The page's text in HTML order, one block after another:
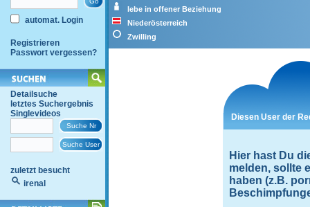
automat. Login
Registrieren
Passwort vergessen?
Detailsuche
letztes Suchergebnis
Singlevideos
zuletzt besucht
irenal
lebe in offener Beziehung
Niederösterreich
Zwilling
Diesen User der
Hier hast Du
melden, sollte
haben (z.B.